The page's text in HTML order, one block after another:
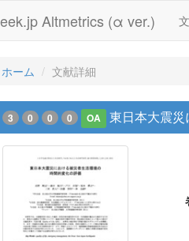
Altmetrics (α ver.)
ホーム 文献詳細
3 0 0 0 OA 東日本大震